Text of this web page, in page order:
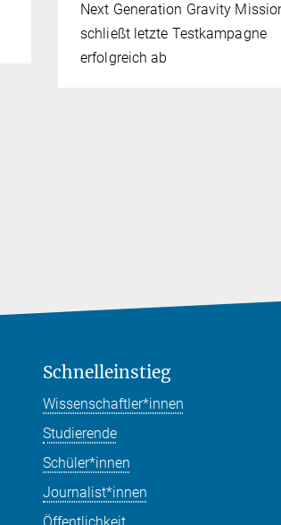
Next Generation Gravity
schließt letzte Testkampagne
erfolgreich ab
Schnelleinstieg
Wissenschaftler*innen
Studierende
Schüler*innen
Journalist*innen